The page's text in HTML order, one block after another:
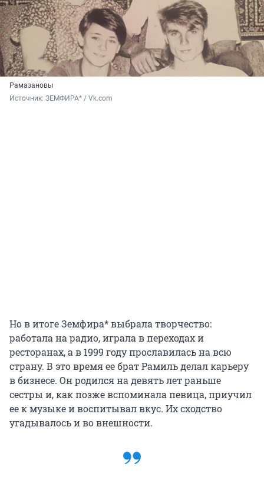
Рамазановы
Источник: ЗЕМФИРА* / Vk.com
Но в итоге Земфира* выбрала творчество:
работала на радио, играла в переходах и
ресторанах, а в 1999 году прославилась на всю
страну. В это время ее брат Рамиль делал карьеру
в бизнесе. Он родился на девять лет раньше
сестры и, как позже вспоминала певица, приучил
ее к музыке и воспитывал вкус. Их сходство
угадывалось и во внешности.